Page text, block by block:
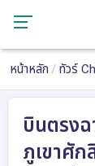
หน้าหลัก ทัวร์
บินตรงฉ
ภูเขาศัก